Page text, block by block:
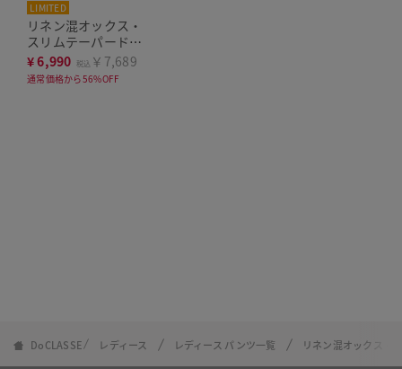
LIMITED
リネン混オックス・
スリムテーパード／
72cm
¥6,990 税込 ￥7,689
通常価格から56%OFF
DoCLASSE レディース レディース パンツ一覧 リネン混オックス・